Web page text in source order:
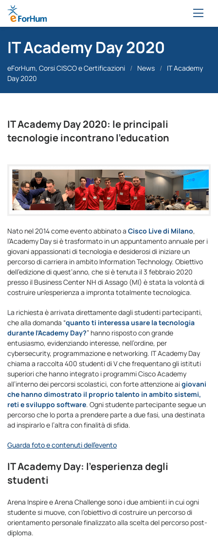
IT Academy Day 2020
eForHum, Corsi CISCO e Certificazioni / News / IT Academy
Day 2020
IT Academy Day 2020: le principali
tecnologie incontrano l’education
Nato nel 2014 come evento abbinato a Cisco Live di Milano,
l’Academy Day si è trasformato in un appuntamento annuale per i
giovani appassionati di tecnologia e desiderosi di iniziare un
percorso di carriera in ambito Information Technology. Obiettivo
dell’edizione di quest’anno, che si è tenuta il 3 febbraio 2020
presso il Business Center NH di Assago (MI) è stata la volontà di
costruire un’esperienza a impronta totalmente tecnologica.
La richiesta è arrivata direttamente dagli studenti partecipanti,
che alla domanda “quanto ti interessa usare la tecnologia
durante l’Academy Day?” hanno risposto con grande
entusiasmo, evidenziando interesse, nell’ordine, per
cybersecurity, programmazione e networking. IT Academy Day
chiama a raccolta 400 studenti di V che frequentano gli istituti
superiori che hanno integrato i programmi Cisco Academy
all’interno dei percorsi scolastici, con forte attenzione aigiovani
che hanno dimostrato il proprio talento in ambito sistemi,
reti e sviluppo software. Ogni studente partecipante segue un
percorso che lo porta a prendere parte a due fasi, una destinata
ad inspirarlo e l’altra con finalità di sfida.
Guarda foto e contenuti dell’evento
IT Academy Day: l’esperienza degli
studenti
Arena Inspire e Arena Challenge sono i due ambienti in cui ogni
studente si muove, con l’obiettivo di costruire un percorso di
orientamento personale finalizzato alla scelta del percorso post-
diploma.